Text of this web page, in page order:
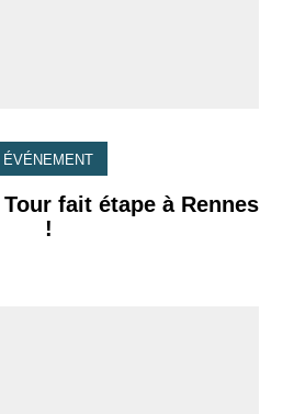
ÉVÉNEMENT
fait étape à Rennes
!